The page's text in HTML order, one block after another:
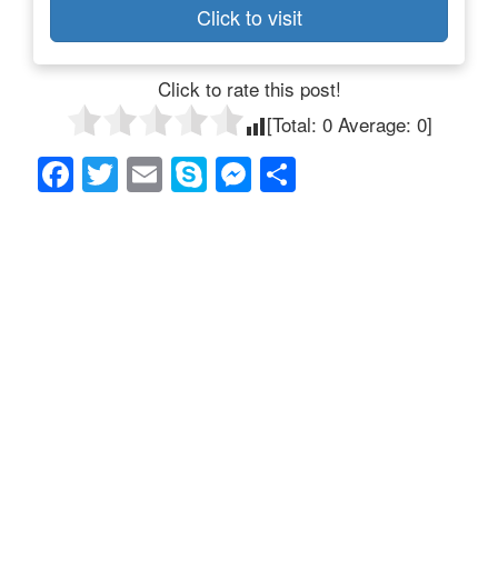
Click to visit
Click to rate this post!
[Total: 0Average: 0]
F
a
T
wi
E
m
S
ky
M
e